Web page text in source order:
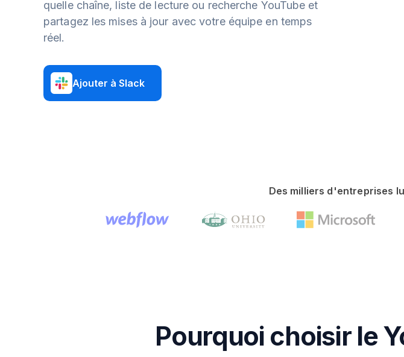
quelle chaîne, liste de lecture ou recherche YouTube et
partagez les mises à jour avec votre équipe en temps
réel.
Ajouter à Slack
Des milliers d'entreprises
Pourquoi choisir le